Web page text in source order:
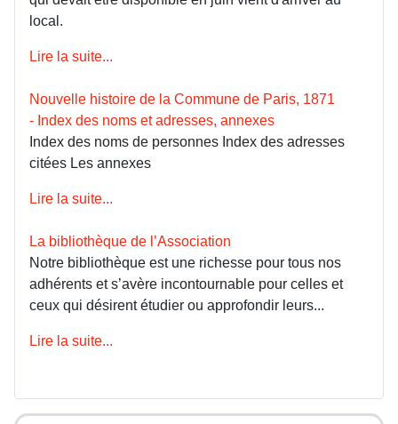
local.
Lire la suite...
Nouvelle histoire de la Commune de Paris, 1871
- Index des noms et adresses, annexes
Index des noms de personnes Index des adresses
citées Les annexes
Lire la suite...
La bibliothèque de l’Association
Notre bibliothèque est une richesse pour tous nos
adhérents et s’avère incontournable pour celles et
ceux qui désirent étudier ou approfondir leurs...
Lire la suite...